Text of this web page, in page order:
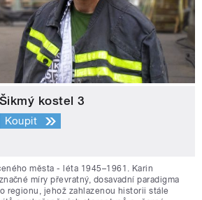
Šikmý kostel 3
Koupit
města - léta 1945–1961. Karin
míry převratný, dosavadní paradigma
regionu, jehož zahlazenou historii stále